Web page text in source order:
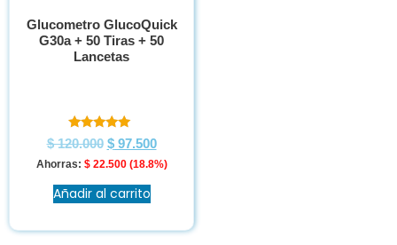
Glucometro GlucoQuick
G30a + 50 Tiras + 50
Lancetas
Valorado en
5.00
de 5
$120.000 $97.500
Ahorras: $22.500 (18.8%)
Añadir al carrito